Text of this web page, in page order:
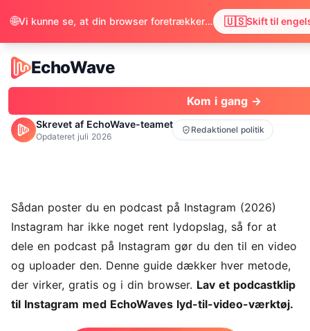
EchoWave
EchoWave
Kom i gang →
Skrevet af EchoWave-teamet
Opdateret juli 2026
Redaktionel politik
Sådan poster du en podcast på Instagram (2026)
Instagram har ikke noget rent lydopslag, så for at
dele en podcast på Instagram gør du den til en video
og uploader den. Denne guide dækker hver metode,
der virker, gratis og i din browser. Lav et podcastklip
til Instagram med EchoWaves lyd-til-video-værktøj.
🌐 Vi kunne se, at din browser foretrækker engelsk. Vil du skifte for at få indholdet på engelsk? 🇺🇸Skift til